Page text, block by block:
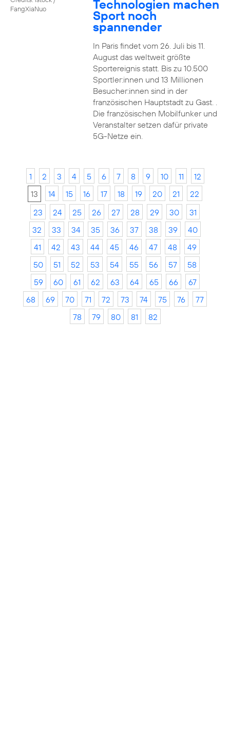
FangXiaNuo
Technologien machen
Sport noch
spannender
In Paris findet vom 26. Juli bis 11.
August das weltweit größte
Sportereignis statt. Bis zu 10.500
Sportler:innen und 13 Millionen
Besucher:innen sind in der
französischen Hauptstadt zu Gast. .
Die französischen Mobilfunker und
Veranstalter setzen dafür private
5G-Netze ein.
1 2 3 4 5 6 7 8 9 10 11
12
13
14 15 16 17 18 19 20 21
22
23
24 25 26 27 28 29 30
31
32
33 34 35 36 37 38 39
40
41
42 43 44 45 46 47 48
49
50
51 52 53 54 55 56 57
58
59
60 61 62 63 64 65 66
67
68
69 70 71 72 73 74 75 76
77
78
79 80 81 82